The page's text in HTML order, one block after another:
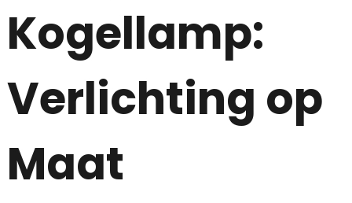
Kogellamp:
Verlichting op
Maat